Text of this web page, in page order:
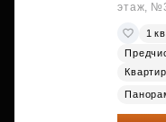
этаж,
1